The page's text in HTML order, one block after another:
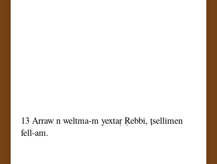
13 Arraw n weltma-m yextaṛ Ṛebbi, țsellimen
fell-am.